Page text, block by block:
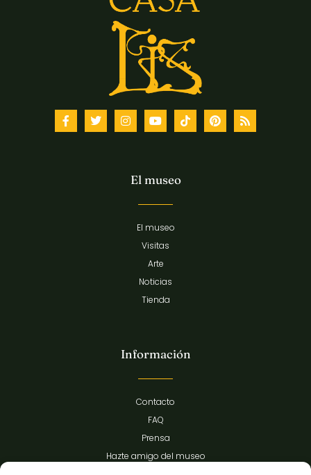
El museo
El museo
Visitas
Arte
Noticias
Tienda
Información
Contacto
FAQ
Prensa
Hazte amigo del museo